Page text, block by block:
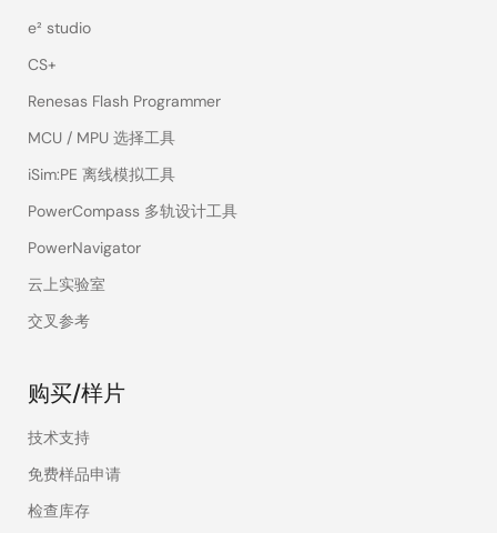
e² studio
CS+
Renesas Flash Programmer
MCU / MPU 选择工具
iSim:PE 离线模拟工具
PowerCompass 多轨设计工具
PowerNavigator
云上实验室
交叉参考
购买/样片
技术支持
免费样品申请
检查库存